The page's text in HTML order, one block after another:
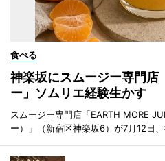
食べる
神楽坂にスムージー専門店
ー」ソムリエ経験生かす
スムージー専門店「EARTH MORE
ー）」（新宿区神楽坂6）が7月12日